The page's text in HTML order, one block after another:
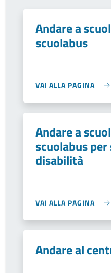
Andare a
scuolabus
VAI ALLA PAGINA
Andare a
scuolabus
disabilità
VAI ALLA PAGINA
Andare al